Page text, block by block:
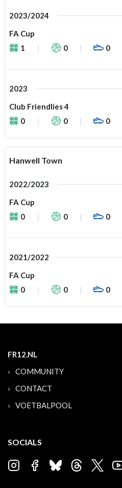
2023/2024
FA Cup
1
0 0
2023
Club Friendlies 4
0
0 0
Hanwell Town
2022/2023
FA Cup
0
0 0
2021/2022
FA Cup
0
0 0
FR12.NL
COMMUNITY
CONTACT
VOETBALPOOL
SOCIALS